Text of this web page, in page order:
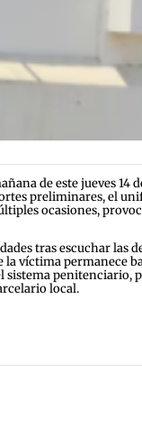
de este jueves
preliminares, el
ocasiones,
tras escuchar las
víctima permanece
penitenciario,
local.